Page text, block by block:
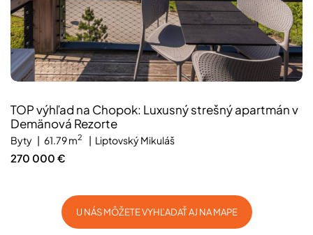
TOP výhľad na Chopok: Luxusný strešný apartmán v
Demänová Rezorte
Byty 61.79 m2 Liptovský Mikuláš
270 000 €
U NÁS MÔŽETE VYHĽADAŤ AJ NA MAPE